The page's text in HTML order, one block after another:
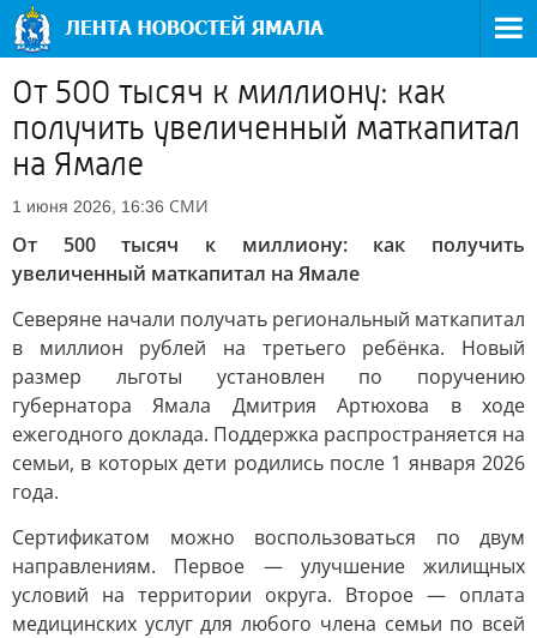
От 500 тысяч к миллиону: как
получить увеличенный маткапитал
на Ямале
1 июня 2026, 16:36 СМИ
От 500 тысяч к миллиону: как получить
увеличенный маткапитал на Ямале
Северяне начали получать региональный маткапитал
в миллион рублей на третьего ребёнка. Новый
размер льготы установлен по поручению
губернатора Ямала Дмитрия Артюхова в ходе
ежегодного доклада. Поддержка распространяется на
семьи, в которых дети родились после 1 января 2026
года.
Сертификатом можно воспользоваться по двум
направлениям. Первое — улучшение жилищных
условий на территории округа. Второе — оплата
медицинских услуг для любого члена семьи по всей